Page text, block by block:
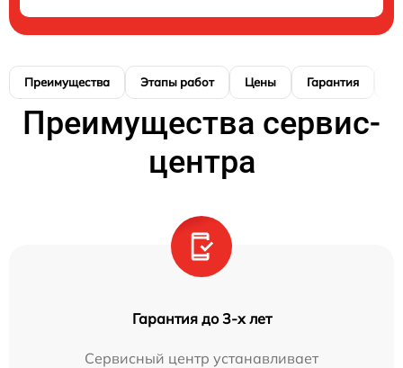
Преимущества Этапы работ Цены Гарантия
Преимущества сервис-
центра
Гарантия до 3-х лет
Сервисный центр устанавливает